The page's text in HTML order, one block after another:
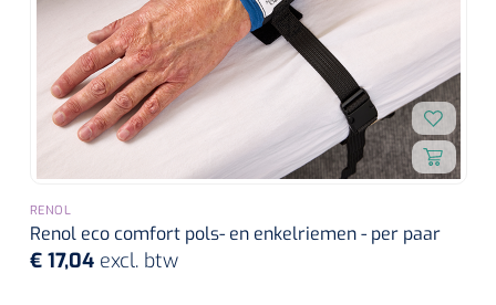
RENOL
Renol eco comfort pols- en enkelriemen - per paar
€ 17,04 excl. btw